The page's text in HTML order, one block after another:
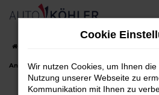
Zum
Angebote in München einfach finden und
Cookie
Wir nutzen Cookies, um Ihnen
Nutzung unserer Webseite zu
Kommunikation mit Ihnen zu